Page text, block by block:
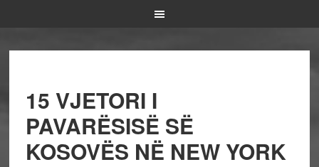
15 VJETORI I
PAVARËSISË SË
KOSOVËS NË NEW YORK